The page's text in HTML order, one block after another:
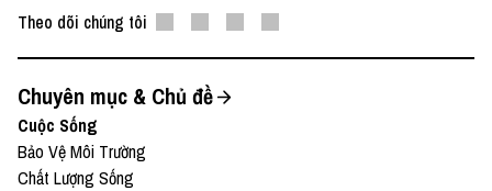
Theo dõi chúng tôi
Chuyên mục & Chủ đề
Cuộc Sống
Bảo Vệ Môi Trường
Chất Lượng Sống